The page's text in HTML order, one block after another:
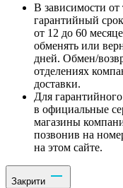
В зависимости от
гарантийный
от 12 до 60
обменять или
дней. Обмен/
отделениях
доставки.
Для
в официальные
магазины
позвонив на
на этом сайте.
Закрити